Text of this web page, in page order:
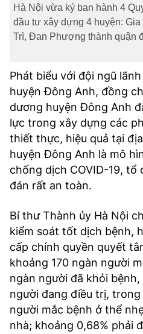
KBIZ
ĐIỂM ĐẾN
ẢNH
TƯ VẤN
HIGHTECH
TIÊU ĐIỂM - SPOTLIGHT
INFOGRAPHIC
E-MAGAZINE
ẢNH
BÁO GIẤY
TRA CỨU PHƯỜNG XÃ
BÙI XUÂN PHÁI
TIỆN ÍCH
LIÊN HỆ QUẢNG CÁO
Hotline: 0981.119.189
Hà Nội vừa ký ban hành 4
đầu tư xây dựng 4 huyện:
Trì, Đan Phượng thành quận
Phát biểu với đội ngũ
huyện Đông Anh, đồng
dương huyện Đông Anh
lực trong xây dựng các
thiết thực, hiệu quả tại
huyện Đông Anh là mô
chống dịch COVID-19, tổ
đán rất an toàn.
Bí thư Thành ủy Hà Nội
kiểm soát tốt dịch bệnh,
cấp chính quyền quyết
khoảng 170 ngàn người
ngàn người đã khỏi
người đang điều trị,
người mắc bệnh ở thể
nhà; khoảng 0,68% phải